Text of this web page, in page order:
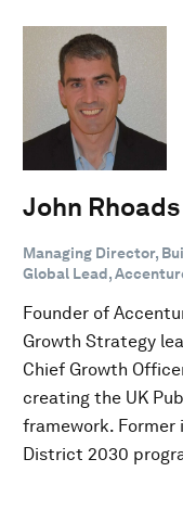
John Rhoads
Managing Director,
Global Lead,
Founder of
Growth Strategy
Chief Growth
creating the UK
framework.
District 2030